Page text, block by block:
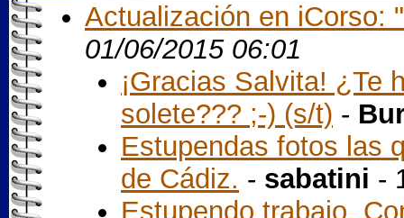
Actualización en iCorso:
01/06/2015 06:01
¡Gracias Salvita! ¿Te
solete??? ;-) (s/t) -
Estupendas fotos las
de Cádiz. - sabatini -
Estupendo trabajo.